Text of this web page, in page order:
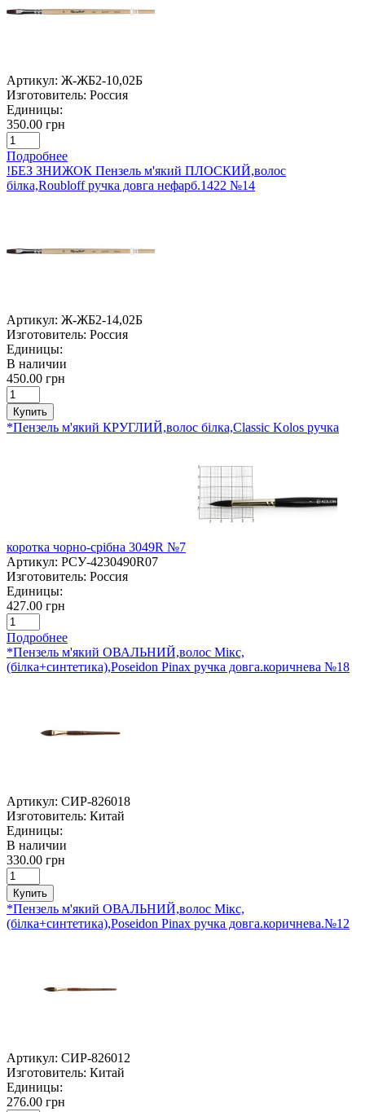
Артикул: Ж-ЖБ2-10,02Б
Изготовитель: Россия
Единицы:
350.00 грн
Подробнее
!БЕЗ ЗНИЖОК Пензель м'який ПЛОСКИЙ,волос
білка,Roubloff ручка довга нефарб.1422 №14
Артикул: Ж-ЖБ2-14,02Б
Изготовитель: Россия
Единицы:
В наличии
450.00 грн
Купить
*Пензель м'який КРУГЛИЙ,волос білка,Classic Kolos ручка
коротка чорно-срібна 3049R №7
Артикул: РСУ-4230490R07
Изготовитель: Россия
Единицы:
427.00 грн
Подробнее
*Пензель м'який ОВАЛЬНИЙ,волос Мікс,
(білка+синтетика),Poseidon Pinax ручка довга.коричнева №18
Артикул: СИР-826018
Изготовитель: Китай
Единицы:
В наличии
330.00 грн
Купить
*Пензель м'який ОВАЛЬНИЙ,волос Мікс,
(білка+синтетика),Poseidon Pinax ручка довга.коричнева.№12
Артикул: СИР-826012
Изготовитель: Китай
Единицы:
276.00 грн